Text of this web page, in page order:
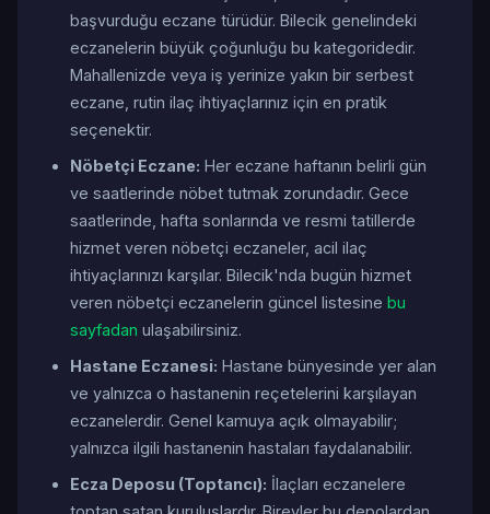
başvurduğu eczane türüdür. Bilecik genelindeki
eczanelerin büyük çoğunluğu bu kategoridedir.
Mahallenizde veya iş yerinize yakın bir serbest
eczane, rutin ilaç ihtiyaçlarınız için en pratik
seçenektir.
Nöbetçi Eczane: Her eczane haftanın belirli gün
ve saatlerinde nöbet tutmak zorundadır. Gece
saatlerinde, hafta sonlarında ve resmi tatillerde
hizmet veren nöbetçi eczaneler, acil ilaç
ihtiyaçlarınızı karşılar. Bilecik'nda bugün hizmet
veren nöbetçi eczanelerin güncel listesine bu
sayfadan ulaşabilirsiniz.
Hastane Eczanesi: Hastane bünyesinde yer alan
ve yalnızca o hastanenin reçetelerini karşılayan
eczanelerdir. Genel kamuya açık olmayabilir;
yalnızca ilgili hastanenin hastaları faydalanabilir.
Ecza Deposu (Toptancı): İlaçları eczanelere